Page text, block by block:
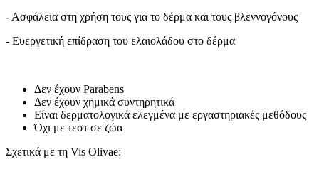
- Ασφάλεια στη χρήση τους για το δέρμα και τους βλεννογόνους
- Ευεργετική επίδραση του ελαιολάδου στο δέρμα
Δεν έχουν Parabens
Δεν έχουν χημικά συντηρητικά
Είναι δερματολογικά ελεγμένα με εργαστηριακές μεθόδους
Όχι με τεστ σε ζώα
Σχετικά με τη Vis Olivae: